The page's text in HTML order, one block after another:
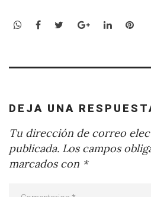
WhatsApp
Facebook
TwitterGoogle+LinkedIn
DEJA UNA
Tu dirección de correo
publicada. Los campos
marcados con *